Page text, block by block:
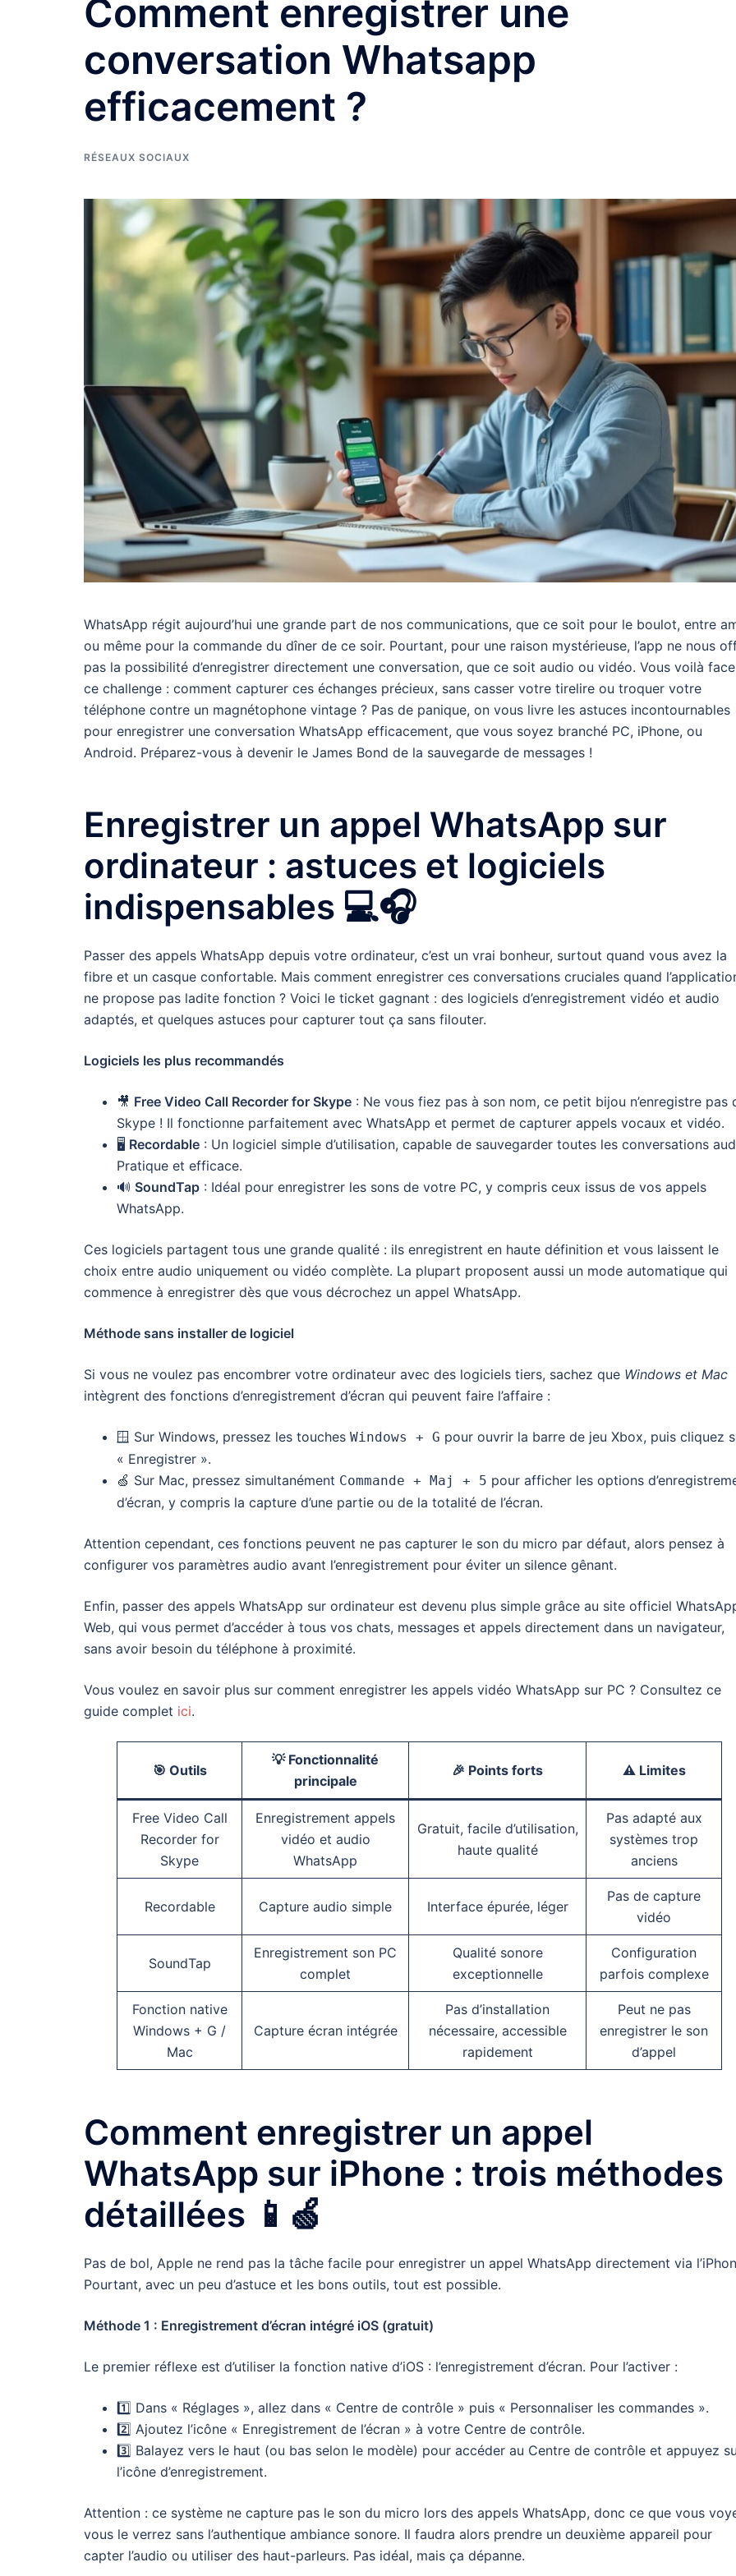
Comment enregistrer une
conversation Whatsapp
efficacement ?
RÉSEAUX SOCIAUX
WhatsApp régit aujourd’hui une grande part de nos communications, que ce soit pour le boulot, entre
ou même pour la commande du dîner de ce soir. Pourtant, pour une raison mystérieuse, l’app ne nous
pas la possibilité d’enregistrer directement une conversation, que ce soit audio ou vidéo. Vous voilà
ce challenge : comment capturer ces échanges précieux, sans casser votre tirelire ou troquer votre
téléphone contre un magnétophone vintage ? Pas de panique, on vous livre les astuces incontournables
pour enregistrer une conversation WhatsApp efficacement, que vous soyez branché PC, iPhone, ou
Android. Préparez-vous à devenir le James Bond de la sauvegarde de messages !
Enregistrer un appel WhatsApp sur
ordinateur : astuces et logiciels
indispensables 💻🎧
Passer des appels WhatsApp depuis votre ordinateur, c’est un vrai bonheur, surtout quand vous avez la
fibre et un casque confortable. Mais comment enregistrer ces conversations cruciales quand
ne propose pas ladite fonction ? Voici le ticket gagnant : des logiciels d’enregistrement vidéo et audio
adaptés, et quelques astuces pour capturer tout ça sans filouter.
Logiciels les plus recommandés
🎥 Free Video Call Recorder for Skype : Ne vous fiez pas à son nom, ce petit bijou n’enregistre pas
Skype ! Il fonctionne parfaitement avec WhatsApp et permet de capturer appels vocaux et vidéo.
🖥️ Recordable : Un logiciel simple d’utilisation, capable de sauvegarder toutes les conversations
Pratique et efficace.
🔊 SoundTap : Idéal pour enregistrer les sons de votre PC, y compris ceux issus de vos appels
WhatsApp.
Ces logiciels partagent tous une grande qualité : ils enregistrent en haute définition et vous laissent le
choix entre audio uniquement ou vidéo complète. La plupart proposent aussi un mode automatique qui
commence à enregistrer dès que vous décrochez un appel WhatsApp.
Méthode sans installer de logiciel
Si vous ne voulez pas encombrer votre ordinateur avec des logiciels tiers, sachez que Windows et Mac
intègrent des fonctions d’enregistrement d’écran qui peuvent faire l’affaire :
🪟 Sur Windows, pressez les touches Windows + G pour ouvrir la barre de jeu Xbox, puis cliquez
« Enregistrer ».
🍏 Sur Mac, pressez simultanément Commande + Maj + 5 pour afficher les options
d’écran, y compris la capture d’une partie ou de la totalité de l’écran.
Attention cependant, ces fonctions peuvent ne pas capturer le son du micro par défaut, alors pensez à
configurer vos paramètres audio avant l’enregistrement pour éviter un silence gênant.
Enfin, passer des appels WhatsApp sur ordinateur est devenu plus simple grâce au site officiel
Web, qui vous permet d’accéder à tous vos chats, messages et appels directement dans un navigateur,
sans avoir besoin du téléphone à proximité.
Vous voulez en savoir plus sur comment enregistrer les appels vidéo WhatsApp sur PC ? Consultez ce
guide complet ici.
🎯 Outils
💡 Fonctionnalité
principale
🎉 Points forts ⚠️ Limites
Free Video Call
Recorder for
Skype
Enregistrement appels
vidéo et audio
WhatsApp
Gratuit, facile d’utilisation,
haute qualité
Pas adapté aux
systèmes trop
anciens
Recordable Capture audio simple Interface épurée, léger
Pas de capture
vidéo
SoundTap
Enregistrement son PC
complet
Qualité sonore
exceptionnelle
Configuration
parfois complexe
Fonction native
Windows + G /
Mac
Capture écran intégrée
Pas d’installation
nécessaire, accessible
rapidement
Peut ne pas
enregistrer le son
d’appel
Comment enregistrer un appel
WhatsApp sur iPhone : trois méthodes
détaillées 📱🍏
Pas de bol, Apple ne rend pas la tâche facile pour enregistrer un appel WhatsApp directement via
Pourtant, avec un peu d’astuce et les bons outils, tout est possible.
Méthode 1 : Enregistrement d’écran intégré iOS (gratuit)
Le premier réflexe est d’utiliser la fonction native d’iOS : l’enregistrement d’écran. Pour l’activer :
1️⃣ Dans « Réglages », allez dans « Centre de contrôle » puis « Personnaliser les commandes ».
2️⃣ Ajoutez l’icône « Enregistrement de l’écran » à votre Centre de contrôle.
3️⃣ Balayez vers le haut (ou bas selon le modèle) pour accéder au Centre de contrôle et appuyez
l’icône d’enregistrement.
Attention : ce système ne capture pas le son du micro lors des appels WhatsApp, donc ce que vous
vous le verrez sans l’authentique ambiance sonore. Il faudra alors prendre un deuxième appareil pour
capter l’audio ou utiliser des haut-parleurs. Pas idéal, mais ça dépanne.